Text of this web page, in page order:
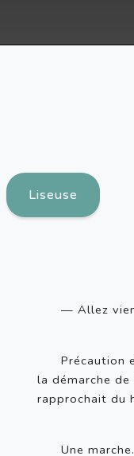
Liseuse
— Allez
Précaution
la démarche
rapprochait du
Une marche.